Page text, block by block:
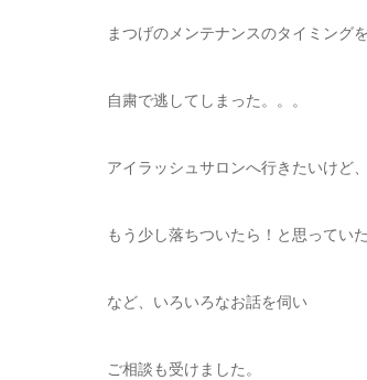
まつげのメンテナンスのタイミングを
自粛で逃してしまった。。。
アイラッシュサロンへ行きたいけど、
もう少し落ちついたら！と思ってい
など、いろいろなお話を伺い
ご相談も受けました。